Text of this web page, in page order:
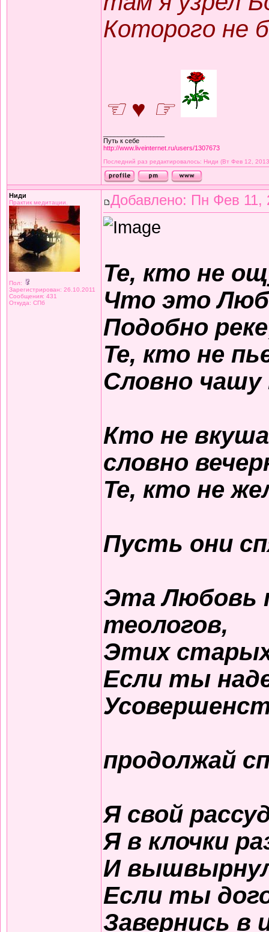
Которого не
☜ ♥ ☞
Путь к себе
http://www.liveinternet.ru/users/1307673
Последний раз редактировалось: Ниди (Вт Фев 12,
Ниди
Практик медитации.
Пол:
Зарегистрирован: 26.10.2011
Сообщения: 431
Откуда: СПб
Добавлено: Пн Фев 11,
Те, кто не
Что это
Подобно
Те, кто не
Словно
Кто не
словно
Те, кто не
Пусть они
Эта Любовь
теологов,
Этих старых
Если ты
продолжай
Я свой
Я в клочки
И
Если ты
Завернись в